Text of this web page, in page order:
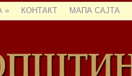
» КОНТАКТ МАПА САЈТА